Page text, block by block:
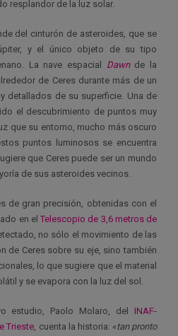
resplandor de la luz solar.
del cinturón de asteroides, que se
y el único objeto de su tipo
La nave espacial Dawnde la
de Ceres durante más de un
detallados de su superficie. Una de
el descubrimiento de puntos muy
que su entorno, mucho más oscuro
puntos luminosos se encuentra
que Ceres puede ser un mundo
de sus asteroides vecinos.
de gran precisión, obtenidas con el
en elTelescopio de 3,6 metros de
no sólo el movimiento de las
de Ceres sobre su eje, sino también
lo que sugiere que el material
y se evapora con la luz del sol.
estudio, Paolo Molaro, del INAF-
Trieste, cuenta la historia: «tan pronto